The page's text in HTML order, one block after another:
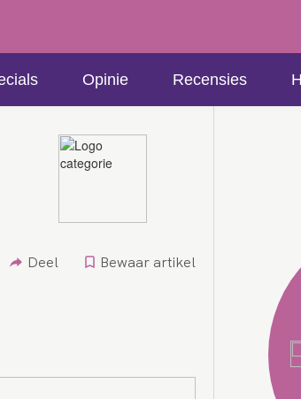
Opinie Recensies
Deel
Bewaar artikel